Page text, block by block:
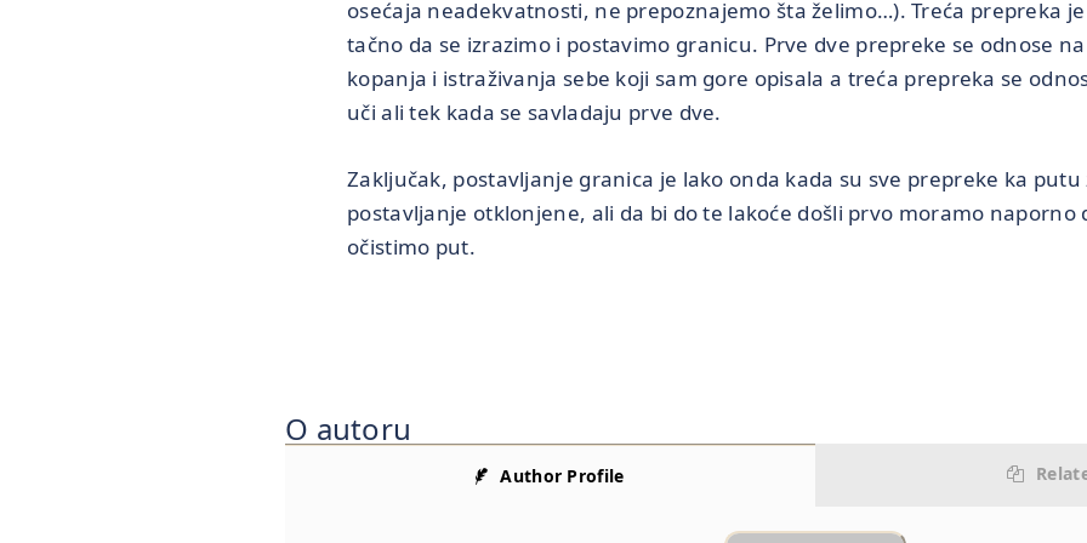
osećaja neadekvatnosti, ne prepoznajemo šta želimo…). Treća prepreka
tačno da se izrazimo i postavimo granicu. Prve dve prepreke se odnose
kopanja i istraživanja sebe koji sam gore opisala a treća prepreka se
uči ali tek kada se savladaju prve dve.
Zaključak, postavljanje granica je lako onda kada su sve prepreke ka putu
postavljanje otklonjene, ali da bi do te lakoće došli prvo moramo naporno
očistimo put.
O autoru
Author Profile